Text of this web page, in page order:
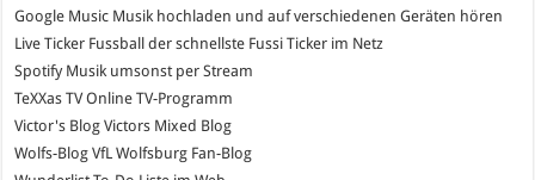
Google Music Musik hochladen und auf verschiedenen Geräten hören
Live Ticker Fussball
der schnellste Fussi Ticker im Netz
SpotifyMusik umsonst per Stream
TeXXas TVOnline TV-Programm
Victor's Blog Victors Mixed Blog
Wolfs-Blog VfL Wolfsburg Fan-Blog